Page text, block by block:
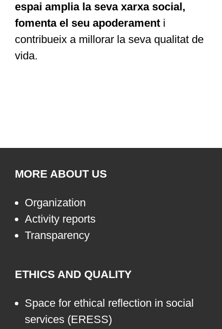
espai amplia la seva xarxa social,
fomenta el seu apoderament i
contribueix a millorar la seva qualitat de
vida.
MORE ABOUT US
Organization
Activity reports
Transparency
ETHICS AND QUALITY
Space for ethical reflection in social
services (ERESS)